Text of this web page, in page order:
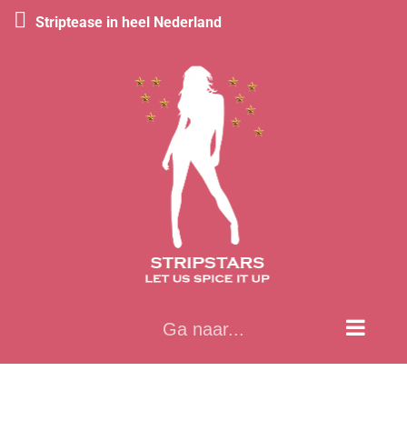
Ga naar...
Striptease in heel Nederland